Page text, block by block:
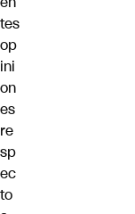
tes
op
ini
on
es
re
sp
ec
to